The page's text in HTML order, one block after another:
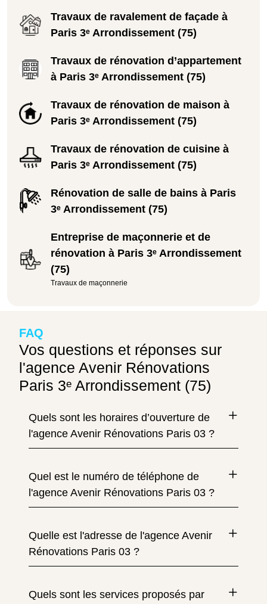
Travaux de ravalement de façade à
Paris 3ᵉ Arrondissement (75)
Travaux de rénovation d’appartement
à Paris 3ᵉ Arrondissement (75)
Travaux de rénovation de maison à
Paris 3ᵉ Arrondissement (75)
Travaux de rénovation de cuisine à
Paris 3ᵉ Arrondissement (75)
Rénovation de salle de bains à Paris
3ᵉ Arrondissement (75)
Entreprise de maçonnerie et de
rénovation à Paris 3ᵉ Arrondissement
(75)
Travaux de maçonnerie
FAQ
Vos questions et réponses sur
l'agence Avenir Rénovations
Paris 3ᵉ Arrondissement (75)
Quels sont les horaires d’ouverture de
l'agence Avenir Rénovations Paris 03 ?
Quel est le numéro de téléphone de
l'agence Avenir Rénovations Paris 03 ?
Quelle est l'adresse de l'agence Avenir
Rénovations Paris 03 ?
Quels sont les services proposés par